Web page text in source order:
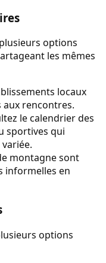
options
les mêmes
locaux
rencontres.
le calendrier des
sportives qui
montagne sont
informelles en
options